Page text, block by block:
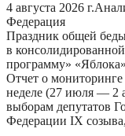
4 августа 2026 г.
Федерация
Праздник общей
в
программу»
Отчет о мониторинге
неделе (27 июля — 2
выборам депутатов
Федерации IX